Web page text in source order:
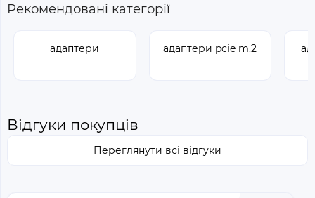
Рекомендовані категорії
адаптери адаптери pcie m.2
Відгуки покупців
Переглянути всі відгуки